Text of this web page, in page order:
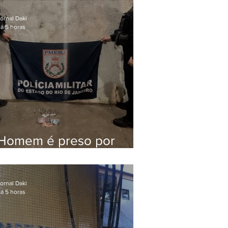
pelo assassinato
Marielle Franco
é preso por
Daki
5 horas
Daki
5 horas